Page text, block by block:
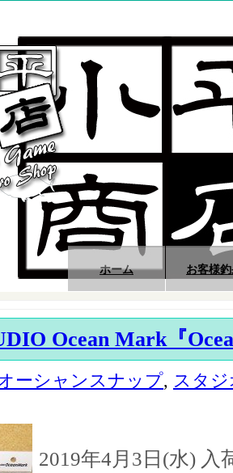
ホーム お客様
Ocean Mark『
ーシャンスナップ, スタ
2019年4月3日(水) 入